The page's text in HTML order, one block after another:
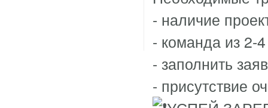
- наличие
- команда из 2-
- заполнить
- присутствие